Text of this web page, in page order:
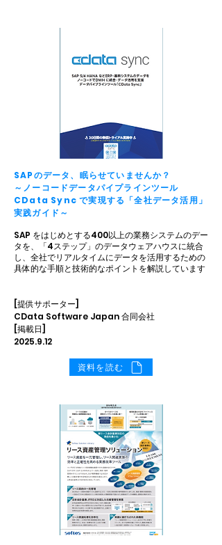
SAPのデータ、眠らせていませんか？
～ノーコードデータパイプラインツール
CData Sync で実現する「全社データ活用」
実践ガイド～
SAP をはじめとする400以上の業務システムのデー
タを、「4ステップ」のデータウェアハウスに統合
し、全社でリアルタイムにデータを活用するための
具体的な手順と技術的なポイントを解説しています
[提供サポーター]
CData Software Japan 合同会社
[掲載日]
2025.9.12
資料を読む